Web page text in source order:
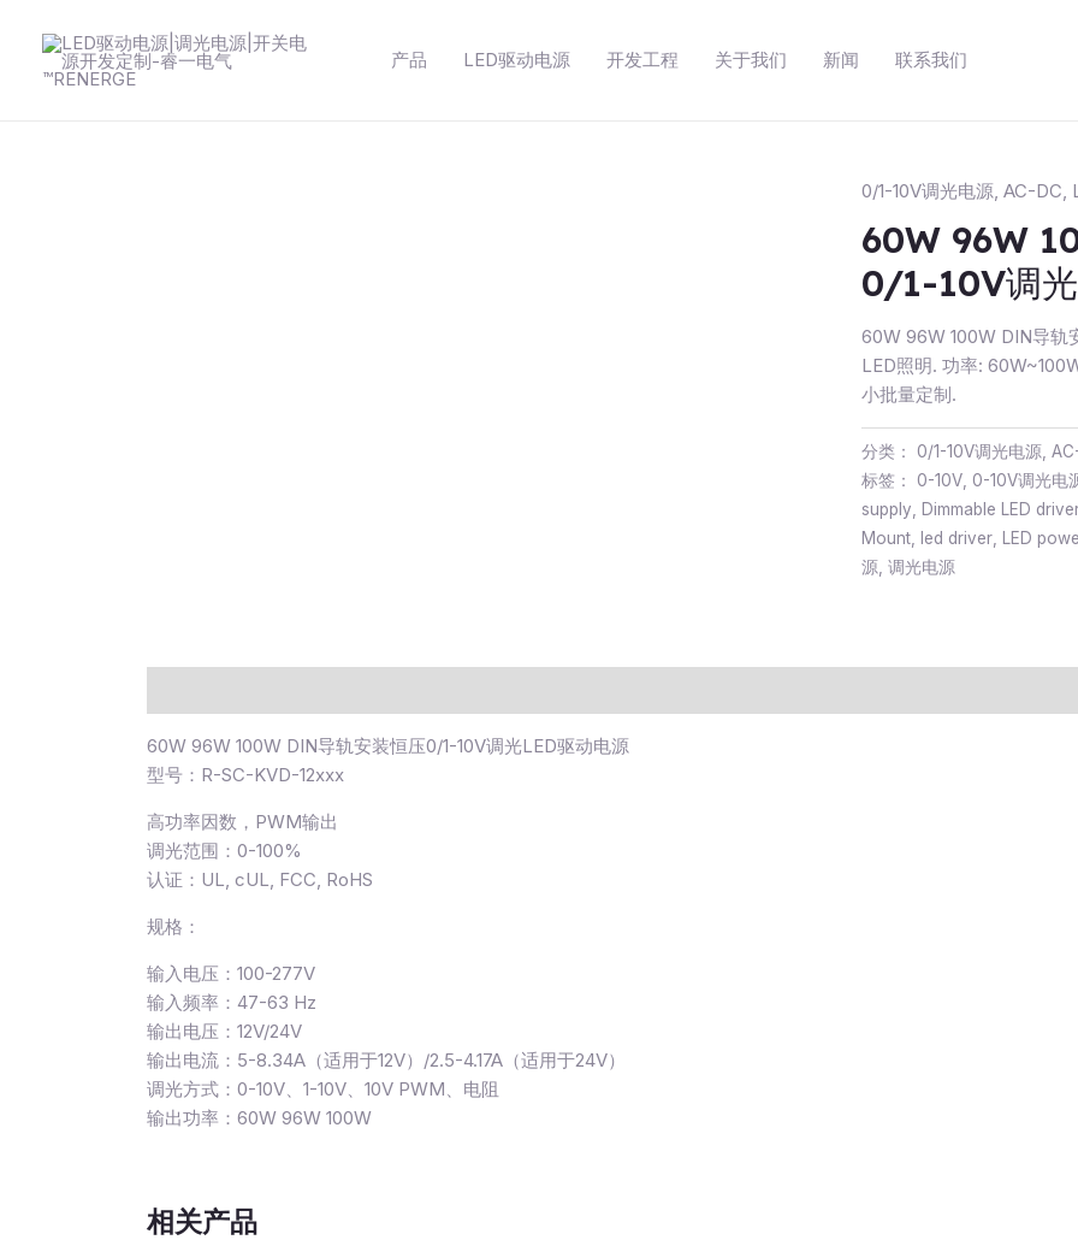
产品 LED驱动电源 开发工程 关于我们 新闻 联系我们
0/1-10V调光电源, AC-DC,
60W 96W
0/1-10V调
60W 96W 100W DIN导轨
LED照明. 功率:
小批量定制.
分类： 0/1-10V调光电源
标签： 0-10V 0-10V调光电
supply
Dimmable LED
Mount
led driver
LED
源 调光电源
60W 96W 100W DIN导轨安装恒压0/1-10V调光LED驱动电源
型号：R-SC-KVD-12xxx
高功率因数，PWM输出
调光范围：0-100%
认证：UL, cUL, FCC, RoHS
规格：
输入电压：100-277V
输入频率：47-63 Hz
输出电压：12V/24V
输出电流：5-8.34A（适用于12V）/2.5-4.17A（适用于24V）
调光方式：0-10V、1-10V、10V PWM、电阻
输出功率：60W 96W 100W
相关产品